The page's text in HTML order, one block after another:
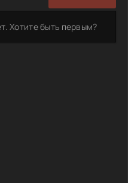
Хотите быть первым?